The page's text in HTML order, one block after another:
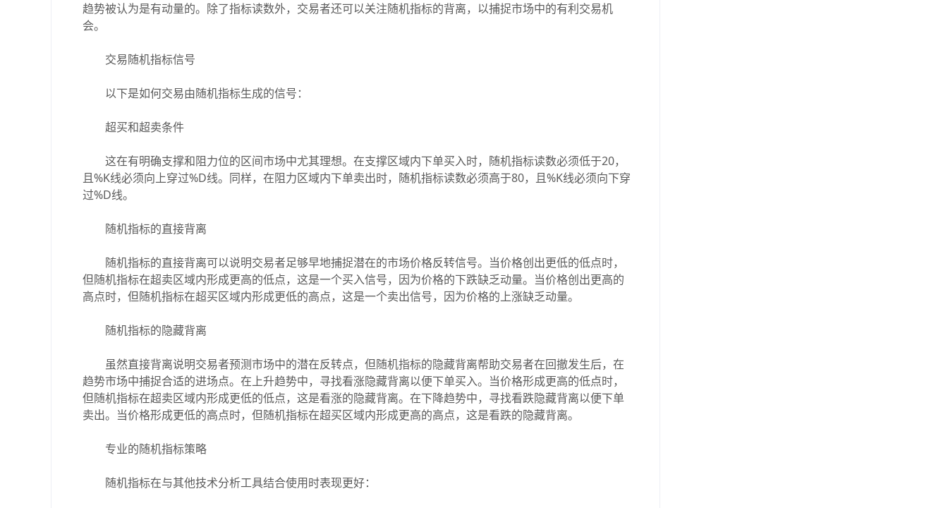
趋势被认为是有动量的。除了指标读数外，交易者还可以关注随机指标的背离，以捕捉市场中的有利交易机
会。
交易随机指标信号
以下是如何交易由随机指标生成的信号：
超买和超卖条件
这在有明确支撑和阻力位的区间市场中尤其理想。在支撑区域内下单买入时，随机指标读数必须低于20，
且%K线必须向上穿过%D线。同样，在阻力区域内下单卖出时，随机指标读数必须高于80，且%K线必须向下穿
过%D线。
随机指标的直接背离
随机指标的直接背离可以说明交易者足够早地捕捉潜在的市场价格反转信号。当价格创出更低的低点时，
但随机指标在超卖区域内形成更高的低点，这是一个买入信号，因为价格的下跌缺乏动量。当价格创出更高的
高点时，但随机指标在超买区域内形成更低的高点，这是一个卖出信号，因为价格的上涨缺乏动量。
随机指标的隐藏背离
虽然直接背离说明交易者预测市场中的潜在反转点，但随机指标的隐藏背离帮助交易者在回撤发生后，在
趋势市场中捕捉合适的进场点。在上升趋势中，寻找看涨隐藏背离以便下单买入。当价格形成更高的低点时，
但随机指标在超卖区域内形成更低的低点，这是看涨的隐藏背离。在下降趋势中，寻找看跌隐藏背离以便下单
卖出。当价格形成更低的高点时，但随机指标在超买区域内形成更高的高点，这是看跌的隐藏背离。
专业的随机指标策略
随机指标在与其他技术分析工具结合使用时表现更好：